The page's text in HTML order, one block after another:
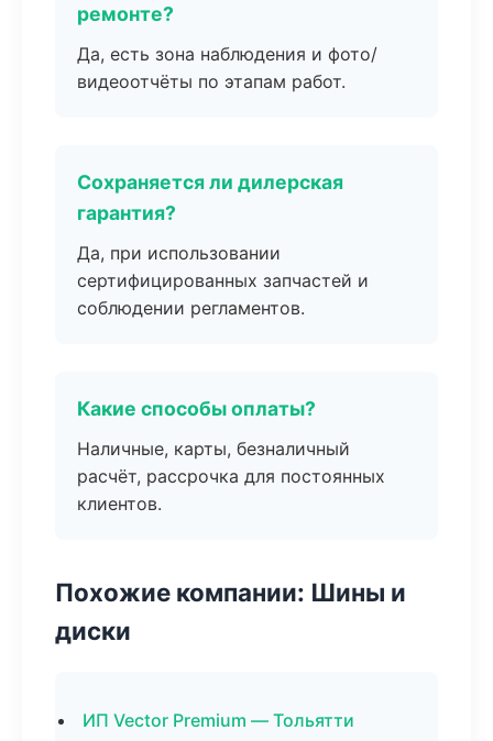
ремонте?
Да, есть зона наблюдения и фото/
видеоотчёты по этапам работ.
Сохраняется ли дилерская
гарантия?
Да, при использовании
сертифицированных запчастей и
соблюдении регламентов.
Какие способы оплаты?
Наличные, карты, безналичный
расчёт, рассрочка для постоянных
клиентов.
Похожие компании: Шины и
диски
ИП Vector Premium — Тольятти